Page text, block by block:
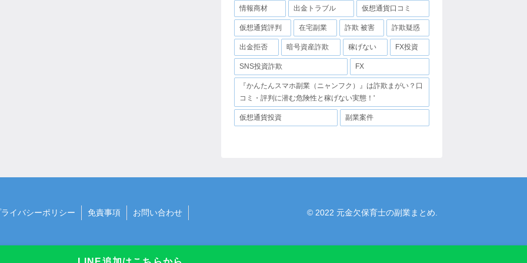
情報商材 出金トラブル 仮想通貨口コミ
仮想通貨評判 在宅副業 詐欺 被害 詐欺疑惑
出金拒否 暗号資産詐欺 稼げない FX投資
SNS投資詐欺 FX
『かんたんスマホ副業（ニャンフク）』は詐欺まがい？口
コミ・評判に潜む危険性と稼げない実態！'
仮想通貨投資 副業案件
ライバシーポリシー 免責事項 お問い合わせ © 2022 元金欠保育士の副業まとめ.